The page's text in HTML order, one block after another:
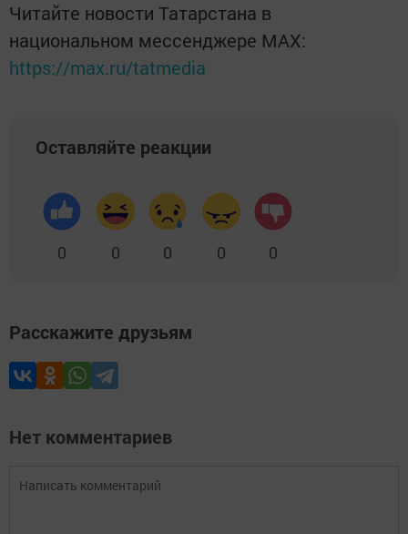
Читайте новости Татарстана в
национальном мессенджере MАХ:
https://max.ru/tatmedia
Оставляйте реакции
0 0 0 0 0
Расскажите друзьям
Нет комментариев